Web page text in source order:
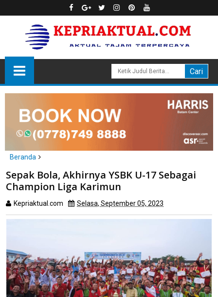
Beranda
Karimun
Sepak Bola, Akhirnya YSBK U-17 Sebagai Champion Liga
Karimun
Sepak Bola, Akhirnya YSBK U-17 Sebagai
Champion Liga Karimun
Kepriaktual.com Selasa, September 05, 2023